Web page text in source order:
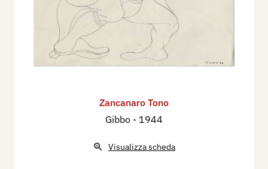
Zancanaro Tono
Gibbo - 1944
Visualizza scheda